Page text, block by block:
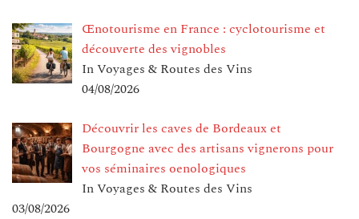
Œnotourisme en France : cyclotourisme et
découverte des vignobles
In Voyages & Routes des Vins
04/08/2026
Découvrir les caves de Bordeaux et
Bourgogne avec des artisans vignerons pour
vos séminaires oenologiques
In Voyages & Routes des Vins
03/08/2026